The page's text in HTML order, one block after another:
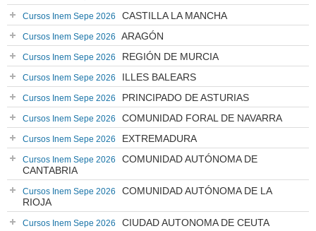
Cursos Inem Sepe 2026 CASTILLA LA MANCHA
Cursos Inem Sepe 2026 ARAGÓN
Cursos Inem Sepe 2026 REGIÓN DE MURCIA
Cursos Inem Sepe 2026 ILLES BALEARS
Cursos Inem Sepe 2026 PRINCIPADO DE ASTURIAS
Cursos Inem Sepe 2026 COMUNIDAD FORAL DE NAVARRA
Cursos Inem Sepe 2026 EXTREMADURA
Cursos Inem Sepe 2026
COMUNIDAD AUTÓNOMA DE
CANTABRIA
Cursos Inem Sepe 2026
COMUNIDAD AUTÓNOMA DE LA
RIOJA
Cursos Inem Sepe 2026 CIUDAD AUTONOMA DE CEUTA